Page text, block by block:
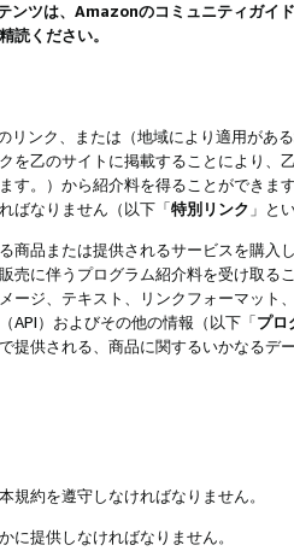
ツは、Amazonのコミュニティガイ
読ください。
リンク、または（地域により適用がある
を乙のサイトに掲載することにより
す。）から紹介料を得ることができま
ばなりません（以下「特別リンク 」と
品または提供されるサービスを購入
売に伴うプログラム紹介料を受け取る
ジ、テキスト、リンクフォーマット
API）およびその他の情報（以下「プロ
供される、商品に関するいかなるデ
約を遵守しなければなりません。
提供しなければなりません。